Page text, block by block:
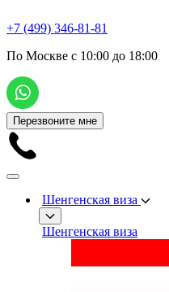
+7 (499) 346-81-81
По Москве с 10:00 до 18:00
Перезвоните мне
Шенгенская виза
Шенгенская виза